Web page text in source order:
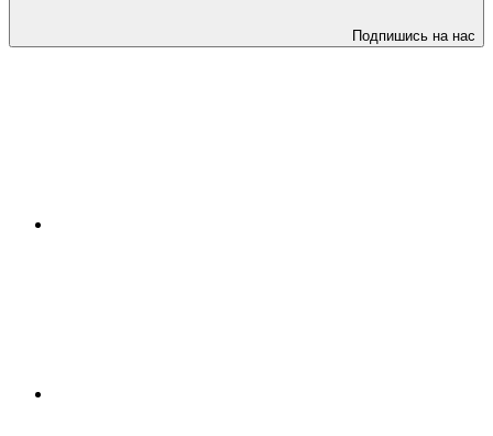
Подпишись на нас